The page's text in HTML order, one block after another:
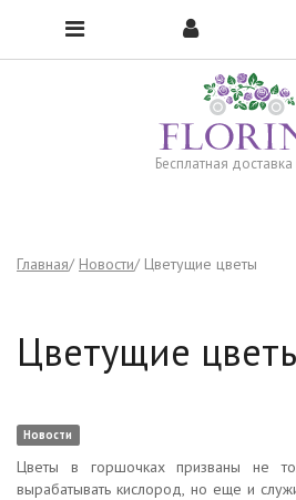
Бесплатная
Чтобы открыть меню, нажмите сюда →
Главная Новости Цветущие цветы
Цветущие
Новости
Цветы в горшочках призваны не
вырабатывать кислород, но еще и